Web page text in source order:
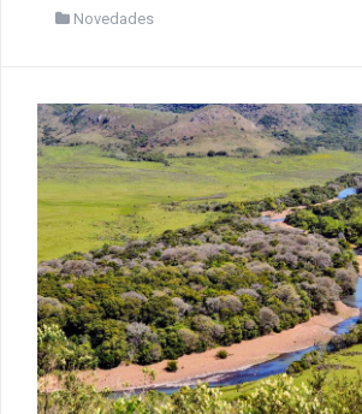
Novedades